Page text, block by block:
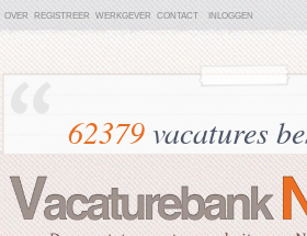
OVER REGISTREER WERKGEVER CONTACT INLOGGEN
62379vacatures